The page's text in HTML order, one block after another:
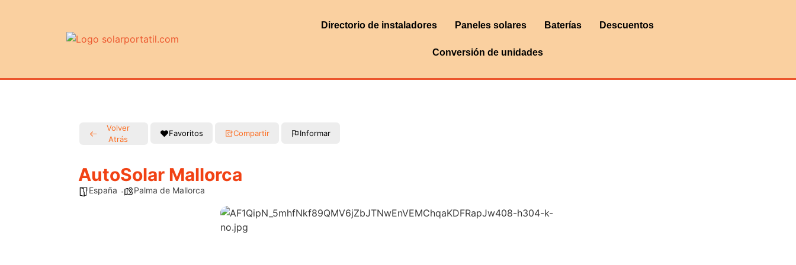
Directorio de instaladores Paneles solares Baterías Descuentos
Conversión de unidades
Volver
Atrás
Favoritos Compartir Informar
AutoSolar Mallorca
España Palma de Mallorca